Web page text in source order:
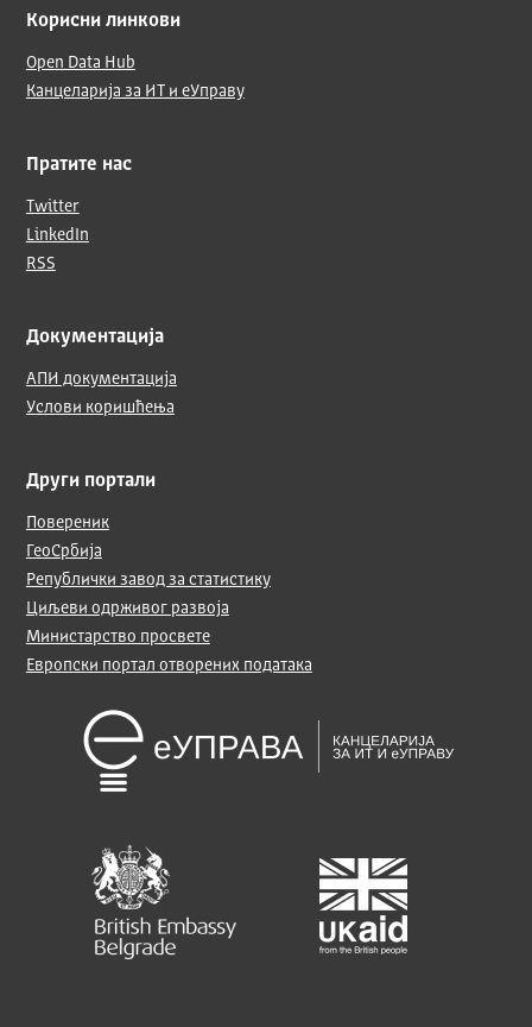
Корисни линкови
Open Data Hub
Канцеларија за ИТ и еУправу
Пратите нас
Twitter
LinkedIn
RSS
Документација
АПИ документација
Услови коришћења
Други портали
Повереник
ГеоСрбија
Републички завод за статистику
Циљеви одрживог развоја
Министарство просвете
Европски портал отворених података